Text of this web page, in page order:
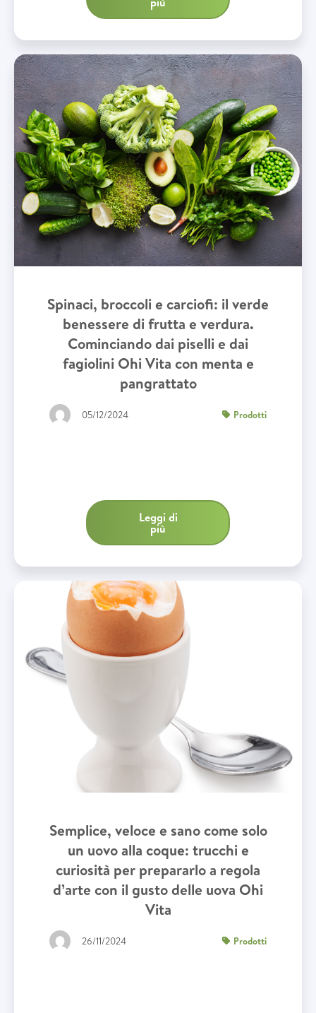
Spinaci, broccoli e carciofi: il verde
benessere di frutta e verdura.
Cominciando dai piselli e dai
fagiolini Ohi Vita con menta e
pangrattato
05/12/2024 Prodotti
Leggi di
più
Semplice, veloce e sano come solo
un uovo alla coque: trucchi e
curiosità per prepararlo a regola
d’arte con il gusto delle uova Ohi
Vita
26/11/2024 Prodotti